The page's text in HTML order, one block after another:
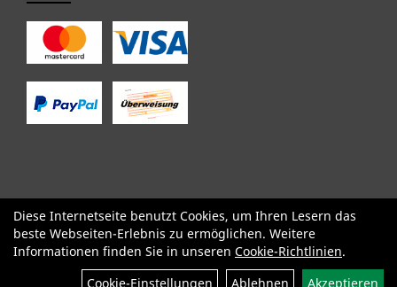
SALE Specialized Factor Cervélo BMC Orbea
Yeti
Pinarello
OPEN Kids / BMX Komponenten
Bekleidung
Zubehör
Sale
Diese Internetseite benutzt Cookies, um Ihren Lesern das
beste Webseiten-Erlebnis zu ermöglichen. Weitere
Informationen finden Sie in unseren Cookie-Richtlinien.
Cookie-Einstellungen
Ablehnen Akzeptieren